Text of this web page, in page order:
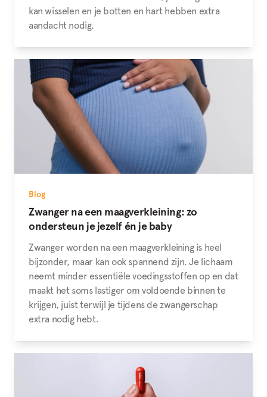
kan wisselen en je botten en hart hebben extra
aandacht nodig.
Blog
Zwanger na een maagverkleining: zo
ondersteun je jezelf én je baby
Zwanger worden na een maagverkleining is heel
bijzonder, maar kan ook spannend zijn. Je lichaam
neemt minder essentiële voedingsstoffen op en dat
maakt het soms lastiger om voldoende binnen te
krijgen, juist terwijl je tijdens de zwangerschap
extra nodig hebt.